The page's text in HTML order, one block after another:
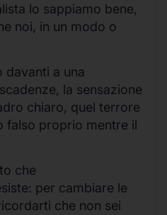
lo sappiamo bene,
noi, in un modo o
davanti a una
la sensazione
chiaro, quel terrore
falso proprio mentre il
che
per cambiare le
che non sei